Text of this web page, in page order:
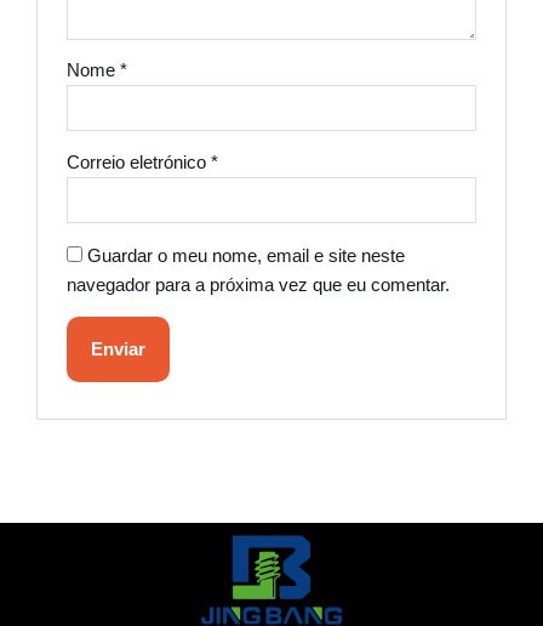
Nome*
Correio eletrónico*
Guardar o meu nome, email e site neste
navegador para a próxima vez que eu comentar.